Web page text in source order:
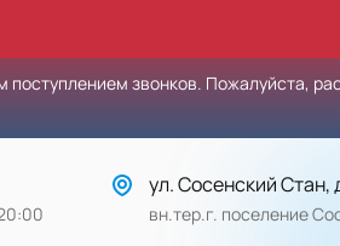
поступлением звонков. Пожалуйста,
ул. Сосенский Стан,
вн.тер.г. поселение